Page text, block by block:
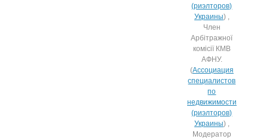
(риэлторов)
Украины) ,
Член
Арбітражної
комісії КМВ
АФНУ.
(Ассоциация
специалистов
по
недвижимости
(риэлторов)
Украины) ,
Модератор